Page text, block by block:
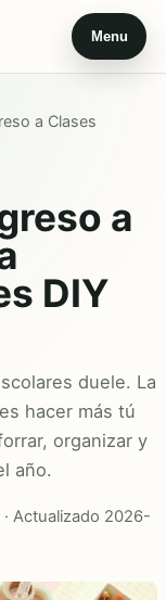
Menu
a Clases
a
DIY
duele. La
hacer más tú
organizar y
año.
Actualizado 2026-